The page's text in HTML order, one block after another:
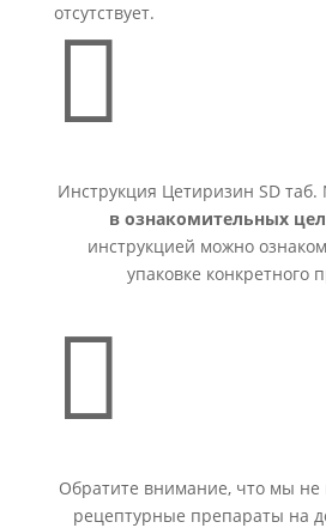
отсутствует.

Инструкция Цетиризин SD
в ознакомительных
инструкцией можно
упаковке конкретного

Обратите внимание, что мы не
рецептурные препараты на